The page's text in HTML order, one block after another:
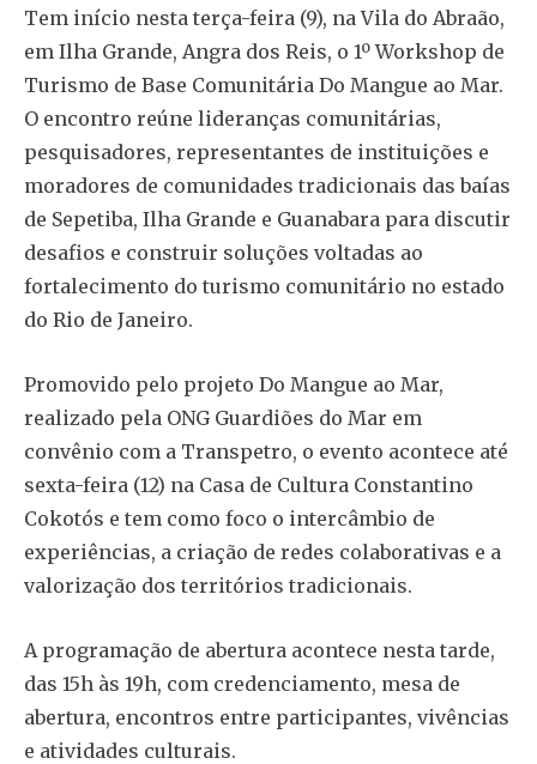
Tem início nesta terça-feira (9), na Vila do Abraão,
em Ilha Grande, Angra dos Reis, o 1º Workshop de
Turismo de Base Comunitária Do Mangue ao Mar.
O encontro reúne lideranças comunitárias,
pesquisadores, representantes de instituições e
moradores de comunidades tradicionais das baías
de Sepetiba, Ilha Grande e Guanabara para discutir
desafios e construir soluções voltadas ao
fortalecimento do turismo comunitário no estado
do Rio de Janeiro.
Promovido pelo projeto Do Mangue ao Mar,
realizado pela ONG Guardiões do Mar em
convênio com a Transpetro, o evento acontece até
sexta-feira (12) na Casa de Cultura Constantino
Cokotós e tem como foco o intercâmbio de
experiências, a criação de redes colaborativas e a
valorização dos territórios tradicionais.
A programação de abertura acontece nesta tarde,
das 15h às 19h, com credenciamento, mesa de
abertura, encontros entre participantes, vivências
e atividades culturais.